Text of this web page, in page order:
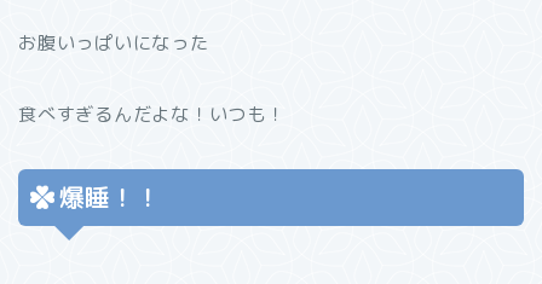
お腹いっぱいになった
食べすぎるんだよな！いつも！
爆睡！！